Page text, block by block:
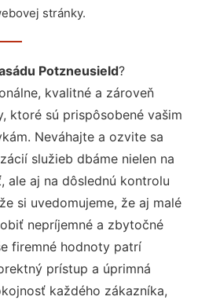
stránky.
Potzneusield?
kvalitné a zároveň
ktoré sú prispôsobené vašim
Neváhajte a ozvite sa
služieb dbáme nielen na
ale aj na dôslednú kontrolu
si uvedomujeme, že aj malé
nepríjemné a zbytočné
firemné hodnoty patrí
prístup a úprimná
každého zákazníka,